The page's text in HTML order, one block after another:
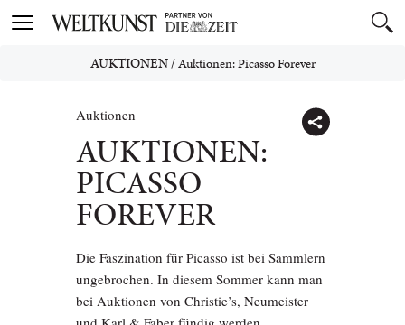
Toggle
AUKTIONEN/Auktionen: Picasso Forever
Auktionen
AUKTIONEN:
PICASSO
FOREVER
Die Faszination für Picasso ist bei Sammlern
ungebrochen. In diesem Sommer kann man
bei Auktionen von Christie’s, Neumeister